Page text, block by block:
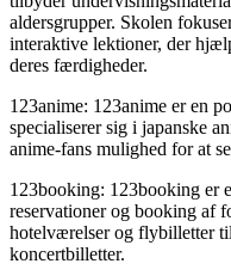
aldersgrupper. Skolen
interaktive lektioner, der
deres færdigheder.
123anime: 123anime er en
specialiserer sig i japanske
anime-fans mulighed for at
123booking: 123booking er
reservationer og booking af
hotelværelser og flybilletter
koncertbilletter.